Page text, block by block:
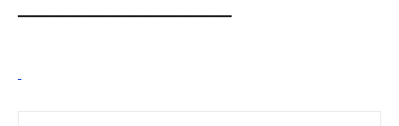
―――――――――――――――